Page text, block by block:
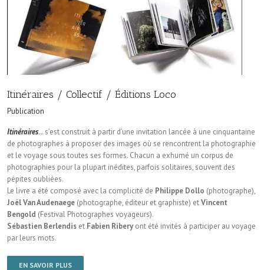
Itinéraires / Collectif / Éditions Loco
Publication
Itinéraires... s’est construit à partir d’une invitation lancée à une cinquantaine
de photographes à proposer des images où se rencontrent la photographie
et le voyage sous toutes ses formes. Chacun a exhumé un corpus de
photographies pour la plupart inédites, parfois solitaires, souvent des
pépites oubliées.
Le livre a été composé avec la complicité de Philippe Dollo (photographe),
Joël Van Audenaege (photographe, éditeur et graphiste) etVincent
Bengold (Festival Photographes voyageurs).
Sébastien Berlendis et Fabien Ribery ont été invités à participer au voyage
par leurs mots.
EN SAVOIR PLUS